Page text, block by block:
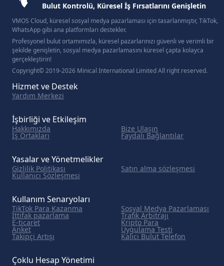
Bulut Kontrolü, Küresel İş Fırsatlarını Genişletin
VMOS Cloud, küresel sosyal medya pazarlaması için tasarlanmıştır, TikTok,
WhatsApp gibi ana platformları destekler.
Profesyonel bulut ortamımızla, küresel pazarlarınızı güvenli ve verimli bir
şekilde genişletin, sosyal medya pazarlamasını küresel çapta kolayca
gerçekleştirin!
Copyright© 2019-2026 Minical International Limited All right reserved.
Hizmet ve Destek
Yardım Merkezi
İşbirliği ve Etkileşim
Hakkımızda Bize Ulaşın
İş Ortakları Faydalı Bağlantılar
Yasalar ve Yönetmelikler
Gizlilik Politikası Satın alma sözleşmesi
Kullanıcı Sözleşmesi
Kullanım Senaryoları
TikTok Para Kazanma Sosyal Medya Pazarlaması
İttifak pazarlama Trafik Arbitrajı
E-ticaret Kripto Para
Anket Uygulama Testi
Takipçi Artışı Kalıcı Bulut Telefon
Çoklu Hesap Yönetimi